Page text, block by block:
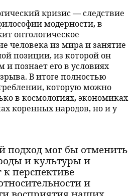
кризис — следствие
модерности, в
онтологическое
человека из мира и занятие
позиции, из которой он
познает его в условиях
В итоге полностью
которую можно
в космологиях, экономиках
коренных народов, но и у
подход мог бы отменить
и культуры и
к перспективе
и